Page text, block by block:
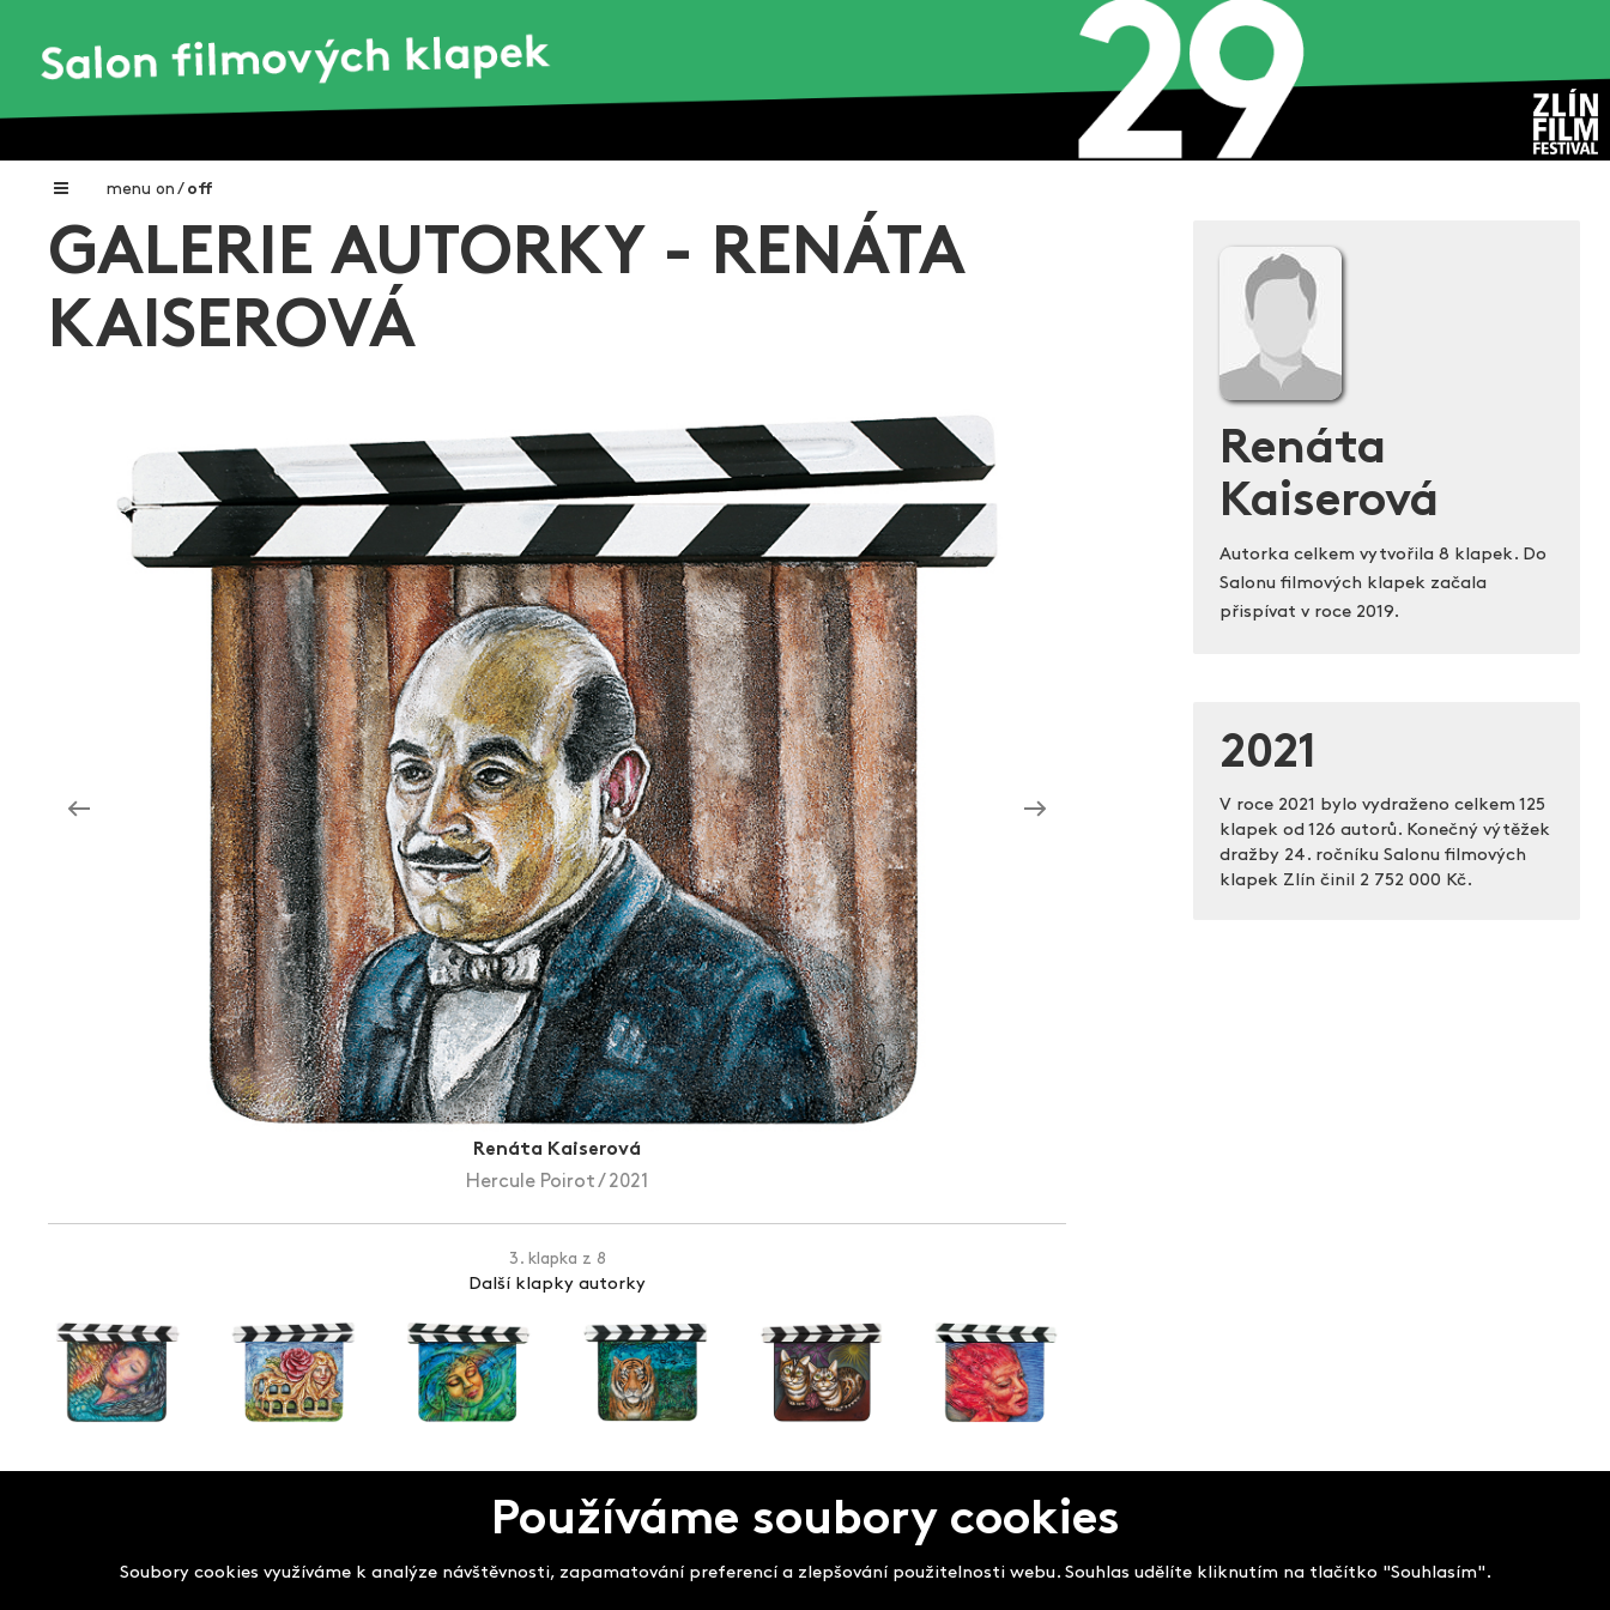
menu on / off
Home
Galerie filmových klapek
O projektu
Aktuální výstavy
Aukce filmových klapek
Zlín Film Festival
GALERIE AUTORKY - RENÁTA
KAISEROVÁ
Renáta Kaiserová
Hercule Poirot / 2021
3. klapka z 8
Další klapky autorky
Renáta
Kaiserová
Autorka celkem vytvořila 8 klapek. Do
Salonu filmových klapek začala
přispívat v roce 2019.
2021
V roce 2021 bylo vydraženo celkem 125
klapek od 126 autorů. Konečný výtěžek
dražby 24. ročníku Salonu filmových
klapek Zlín činil 2 752 000 Kč.
Salon filmových klapekPoužíváme soubory cookies
Soubory cookies využíváme k analýze návštěvnosti, zapamatování preferencí a zlepšování použitelnosti webu. Souhlas udělíte kliknutím na tlačítko "Souhlasím".